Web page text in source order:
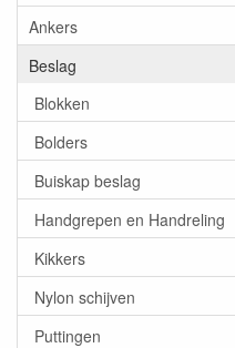
Ankers
Beslag
Blokken
Bolders
Buiskap beslag
Handgrepen en Handreling
Kikkers
Nylon schijven
Puttingen